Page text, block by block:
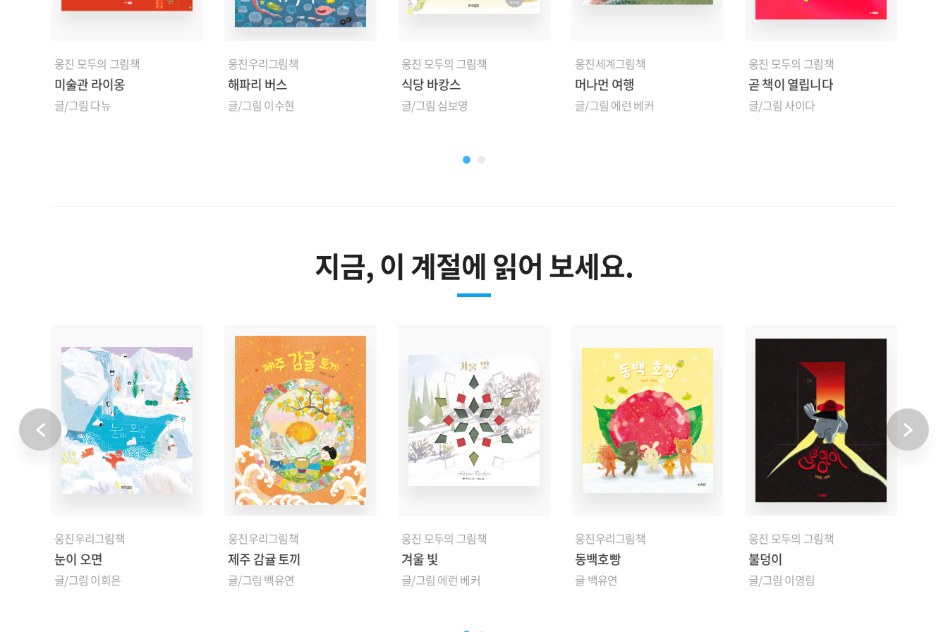
웅진 모두의 그림책
미술관 라이옹
글/그림 다뉴
웅진우리그림책
해파리 버스
글/그림 이수현
웅진 모두의 그림책
식당 바캉스
글/그림 심보영
웅진세계그림책
머나먼 여행
글/그림 에런 베커
웅진 모두의 그림책
곧 책이 열립니다
글/그림 사이다
지금, 이 계절에 읽어 보세요.
웅진우리그림책
눈이 오면
글/그림 이희은
웅진우리그림책
제주 감귤 토끼
글/그림 백유연
웅진 모두의 그림책
겨울 빛
글/그림 에런 베커
웅진우리그림책
동백호빵
글 백유연
웅진 모두의 그림책
불덩이
글/그림 이영림